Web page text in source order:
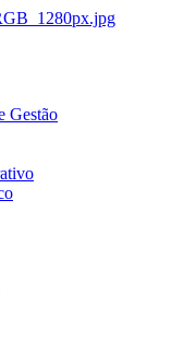
Gestão